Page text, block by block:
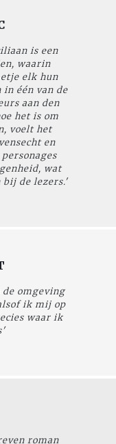
is een
waarin
elk hun
één van de
aan den
het is om
voelt het
en
wat
bij de lezers.'
omgeving
ik mij op
waar ik
roman